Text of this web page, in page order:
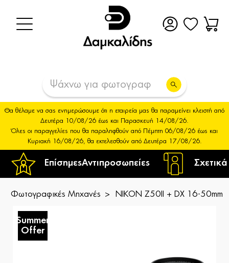
ΕπίσημεςΑντιπροσωπείες
Θα θέλαμε να σας ενημερώσουμε ότι η εταιρεία μας θα παραμείνει κλειστή από
Δευτέρα 10/08/26 έως και Παρασκευή 14/08/26.
Όλες οι παραγγελίες που θα παραληφθούν από Πέμπτη 06/08/26 έως και
Κυριακή 16/08/26, θα εκτελεσθούν από Δευτέρα 17/08/26.
Φωτογραφικές Μηχανές NIKON Z50II + DX 16-
Summer
Offer